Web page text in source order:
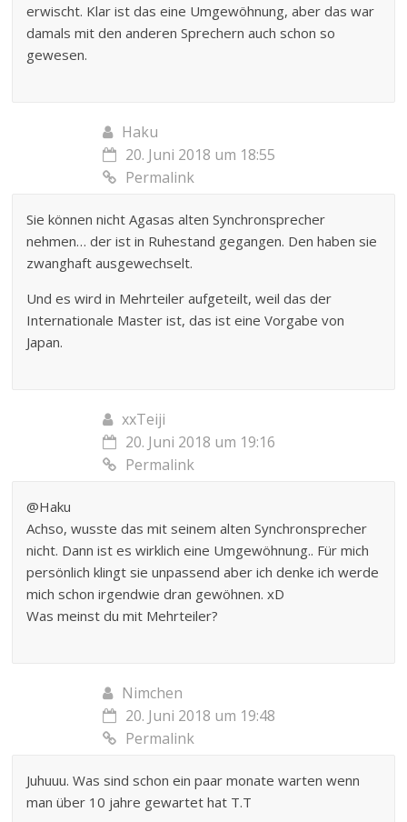
erwischt. Klar ist das eine Umgewöhnung, aber das war
damals mit den anderen Sprechern auch schon so
gewesen.
Haku
20. Juni 2018 um 18:55
Permalink
Sie können nicht Agasas alten Synchronsprecher
nehmen… der ist in Ruhestand gegangen. Den haben sie
zwanghaft ausgewechselt.
Und es wird in Mehrteiler aufgeteilt, weil das der
Internationale Master ist, das ist eine Vorgabe von
Japan.
xxTeiji
20. Juni 2018 um 19:16
Permalink
@Haku
Achso, wusste das mit seinem alten Synchronsprecher
nicht. Dann ist es wirklich eine Umgewöhnung.. Für mich
persönlich klingt sie unpassend aber ich denke ich werde
mich schon irgendwie dran gewöhnen. xD
Was meinst du mit Mehrteiler?
Nimchen
20. Juni 2018 um 19:48
Permalink
Juhuuu. Was sind schon ein paar monate warten wenn
man über 10 jahre gewartet hat T.T